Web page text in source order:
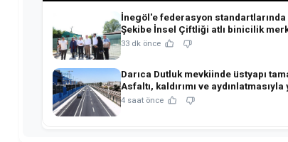
İnegöl'e federasyon standartlarında
Şekibe İnsel Çiftliği atlı binicilik
dönüşüyor!
33 dk önce
Darıca Dutluk mevkiinde üstyapı
Asfaltı, kaldırımı ve
4 saat önce